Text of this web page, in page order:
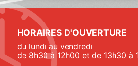
HORAIRES D'OUVERTURE
du lundi au vendredi
de 8h30 à 12h00 et de 13h30 à